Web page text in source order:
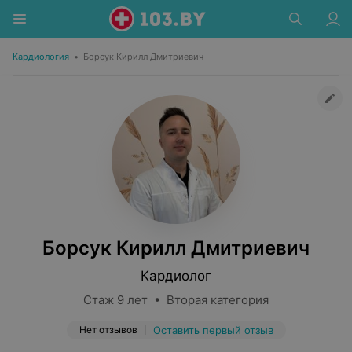
Кардиология • Борсук Кирилл Дмитриевич
Борсук Кирилл Дмитриевич
Кардиолог
Стаж 9 лет • Вторая категория
Нет отзывов Оставить первый отзыв